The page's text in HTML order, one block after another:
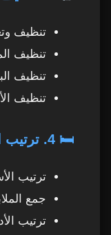
تنظيف
تنظيف
تنظيف
تنظيف
🛏 4. ترتيب الغرف
ترتيب
جمع
ترتيب